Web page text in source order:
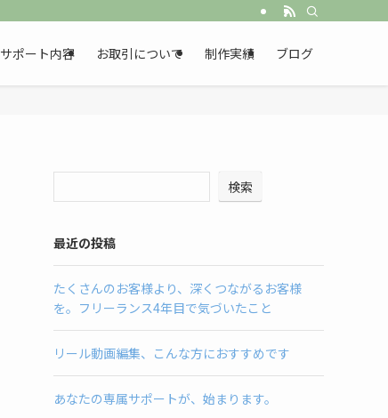
サポート内容 お取引について 制作実績 ブログ
検索
最近の投稿
たくさんのお客様より、深くつながるお客様
を。フリーランス4年目で気づいたこと
リール動画編集、こんな方におすすめです
あなたの専属サポートが、始まります。